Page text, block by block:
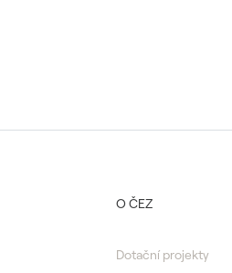
O ČEZ
Dotační projekty